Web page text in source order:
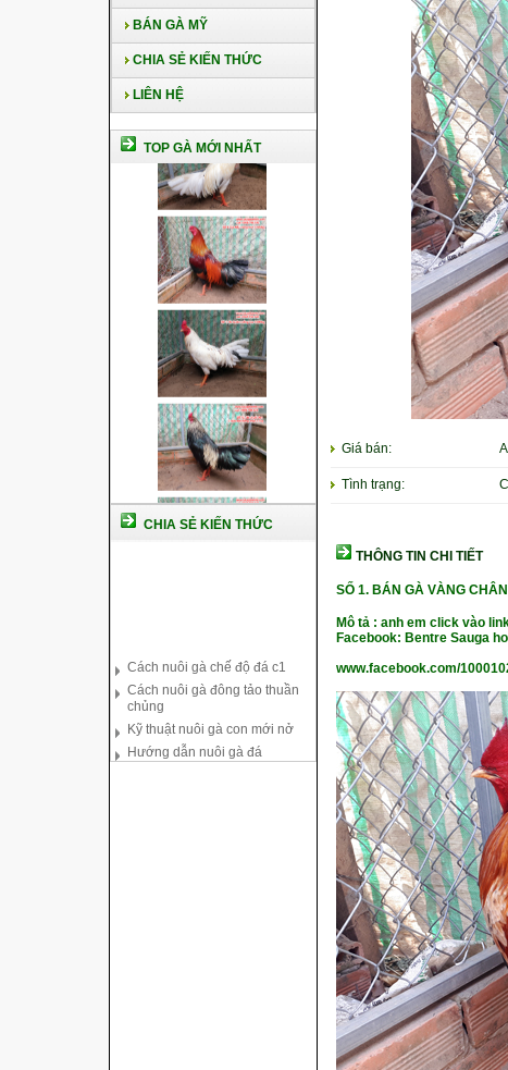
BÁN GÀ MỸ
CHIA SẺ KIẾN THỨC
LIÊN HỆ
TOP GÀ MỚI NHẤT
CHIA SẺ KIẾN THỨC
chủng
Kỹ thuật nuôi gà con mới nở
Hướng dẫn nuôi gà đá
Tại sao bạn cần biết cách nuôi
gà chọi ?
Cách điều trị bệnh sổ mũi cho
Giá bán:
Tình trạng:
THÔNG TIN CHI TIẾT
SỐ 1. BÁN GÀ VÀNG
Mô tả : anh em click vào
Facebook: Bentre Sauga
www.facebook.com/